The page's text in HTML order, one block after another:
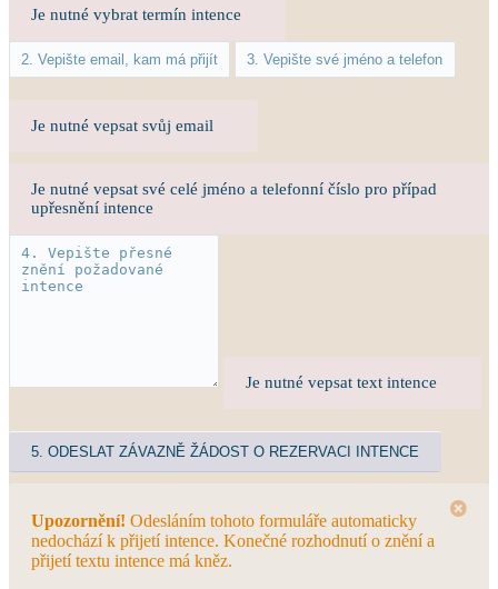
Je nutné vybrat termín intence
Je nutné vepsat svůj email
Je nutné vepsat své celé jméno a telefonní číslo pro případ
upřesnění intence
Je nutné vepsat text intence
Upozornění! Odesláním tohoto formuláře automaticky
nedochází k přijetí intence. Konečné rozhodnutí o znění a
přijetí textu intence má kněz.